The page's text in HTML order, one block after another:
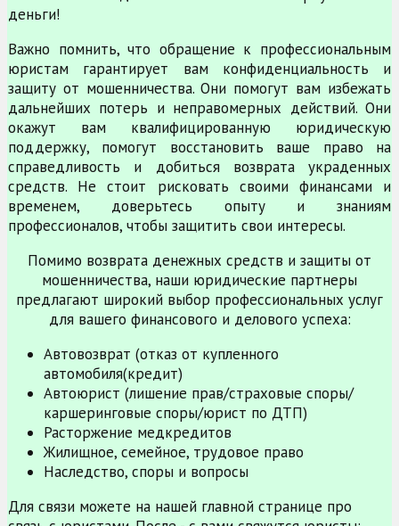
деньги!
Важно помнить, что обращение к профессиональным
юристам гарантирует вам конфиденциальность и
защиту от мошенничества. Они помогут вам избежать
дальнейших потерь и неправомерных действий. Они
окажут вам квалифицированную юридическую
поддержку, помогут восстановить ваше право на
справедливость и добиться возврата украденных
средств. Не стоит рисковать своими финансами и
временем, доверьтесь опыту и знаниям
профессионалов, чтобы защитить свои интересы.
Помимо возврата денежных средств и защиты от
мошенничества, наши юридические партнеры
предлагают широкий выбор профессиональных услуг
для вашего финансового и делового успеха:
Автовозврат (отказ от купленного
автомобиля(кредит)
Автоюрист (лишение прав/страховые споры/
каршеринговые споры/юрист по ДТП)
Расторжение медкредитов
Жилищное, семейное, трудовое право
Наследство, споры и вопросы
Для связи можете на нашей главной странице про